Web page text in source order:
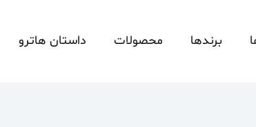
برندها محصولات داستان هاترو